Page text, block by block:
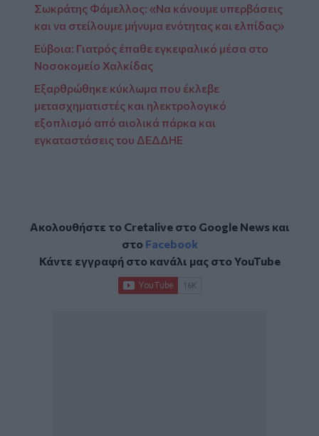
Σωκράτης Φάμελλος: «Να κάνουμε υπερβάσεις
και να στείλουμε μήνυμα ενότητας και ελπίδας»
Εύβοια: Γιατρός έπαθε εγκεφαλικό μέσα στο
Νοσοκομείο Χαλκίδας
Εξαρθρώθηκε κύκλωμα που έκλεβε
μετασχηματιστές και ηλεκτρολογικό
εξοπλισμό από αιολικά πάρκα και
εγκαταστάσεις του ΔΕΔΔΗΕ
Ακολουθήστε το Cretalive στο Google Newsκαι
στο Facebook
Κάντε εγγραφή στο κανάλι μας στοYouTube